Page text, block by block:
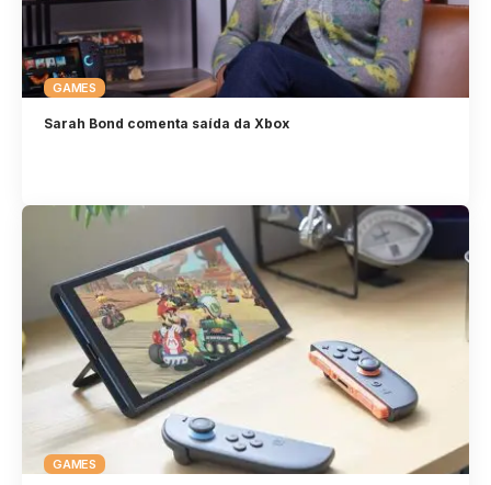
GAMES
Sarah Bond comenta saída da Xbox
GAMES